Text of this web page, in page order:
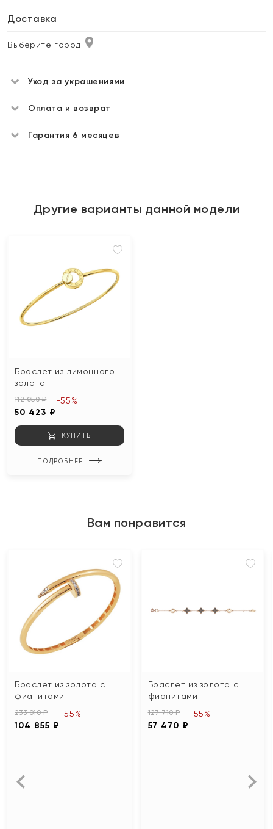
Доставка
Выберите город
Уход за украшениями
Оплата и возврат
Гарантия 6 месяцев
Другие варианты данной модели
Браслет из лимонного
золота
112 050 ₽
50 423 ₽
-55%
КУПИТЬ
ПОДРОБНЕЕ
Вам понравится
Браслет из золота с
фианитами
233 010 ₽
104 855 ₽
-55%
Браслет из золота с
фианитами
127 710 ₽
57 470 ₽
-55%